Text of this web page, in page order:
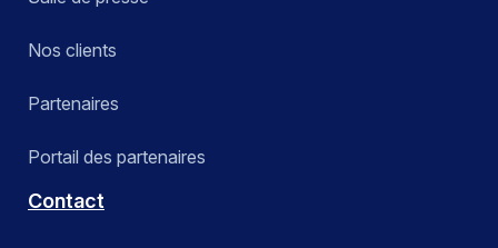
Nos clients
Partenaires
Portail des partenaires
Contact